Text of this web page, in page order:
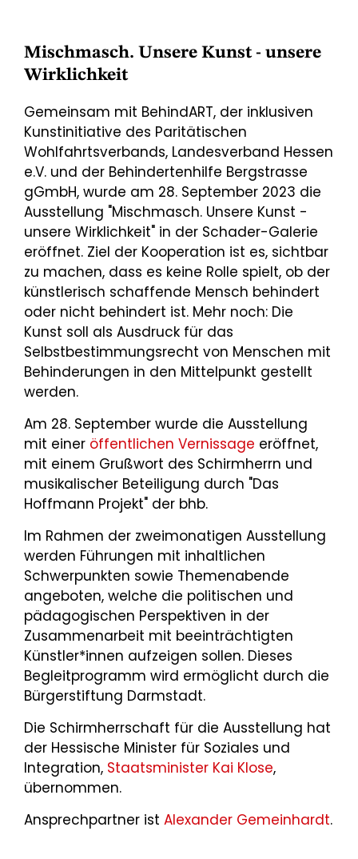
Mischmasch. Unsere Kunst - unsere
Wirklichkeit
Gemeinsam mit BehindART, der inklusiven
Kunstinitiative des Paritätischen
Wohlfahrtsverbands, Landesverband Hessen
e.V. und der Behindertenhilfe Bergstrasse
gGmbH, wurde am 28. September 2023 die
Ausstellung "Mischmasch. Unsere Kunst -
unsere Wirklichkeit" in der Schader-Galerie
eröffnet. Ziel der Kooperation ist es, sichtbar
zu machen, dass es keine Rolle spielt, ob der
künstlerisch schaffende Mensch behindert
oder nicht behindert ist. Mehr noch: Die
Kunst soll als Ausdruck für das
Selbstbestimmungsrecht von Menschen mit
Behinderungen in den Mittelpunkt gestellt
werden.
Am 28. September wurde die Ausstellung
mit einer öffentlichen Vernissage eröffnet,
mit einem Grußwort des Schirmherrn und
musikalischer Beteiligung durch "Das
Hoffmann Projekt" der bhb.
Im Rahmen der zweimonatigen Ausstellung
werden Führungen mit inhaltlichen
Schwerpunkten sowie Themenabende
angeboten, welche die politischen und
pädagogischen Perspektiven in der
Zusammenarbeit mit beeinträchtigten
Künstler*innen aufzeigen sollen. Dieses
Begleitprogramm wird ermöglicht durch die
Bürgerstiftung Darmstadt.
Die Schirmherrschaft für die Ausstellung hat
der Hessische Minister für Soziales und
Integration, Staatsminister Kai Klose,
übernommen.
Ansprechpartner ist Alexander Gemeinhardt.